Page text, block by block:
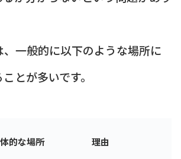
、一般的に以下のような場所に
とが多いです。
的な場所 理由